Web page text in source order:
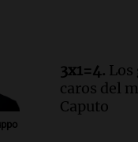
Chile planteó
fronteriza,
Federal
3x1=4. Los
caros del
Caputo